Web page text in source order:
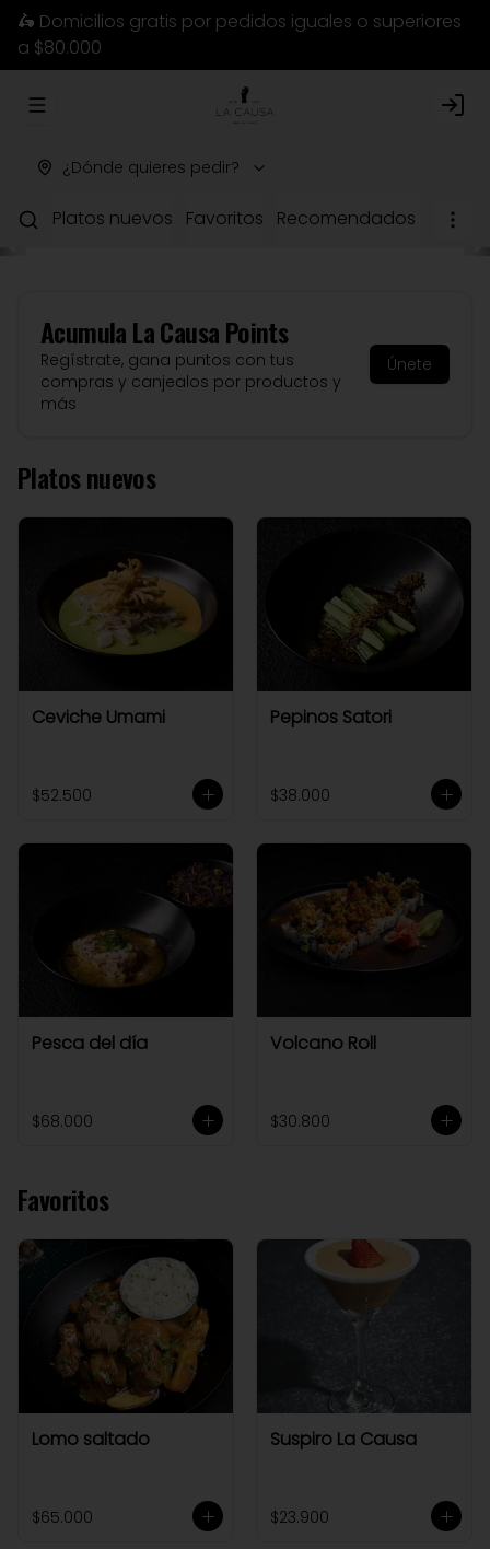
🛵 Domicilios gratis por pedidos iguales o superiores
a $80.000
Abrir menu de navegación
¿Dónde quieres pedir?
Platos nuevos Favoritos Recomendados del chef
AcumulaLa Causa Points
Regístrate, gana puntos con tus
compras y canjealos por productos y
más
Únete
Platos nuevos
Ceviche Umami
$52.500
Pepinos Satori
$38.000
Pesca del día
$68.000
Volcano Roll
$30.800
Favoritos
Lomo saltado
$65.000
Suspiro La Causa
$23.900